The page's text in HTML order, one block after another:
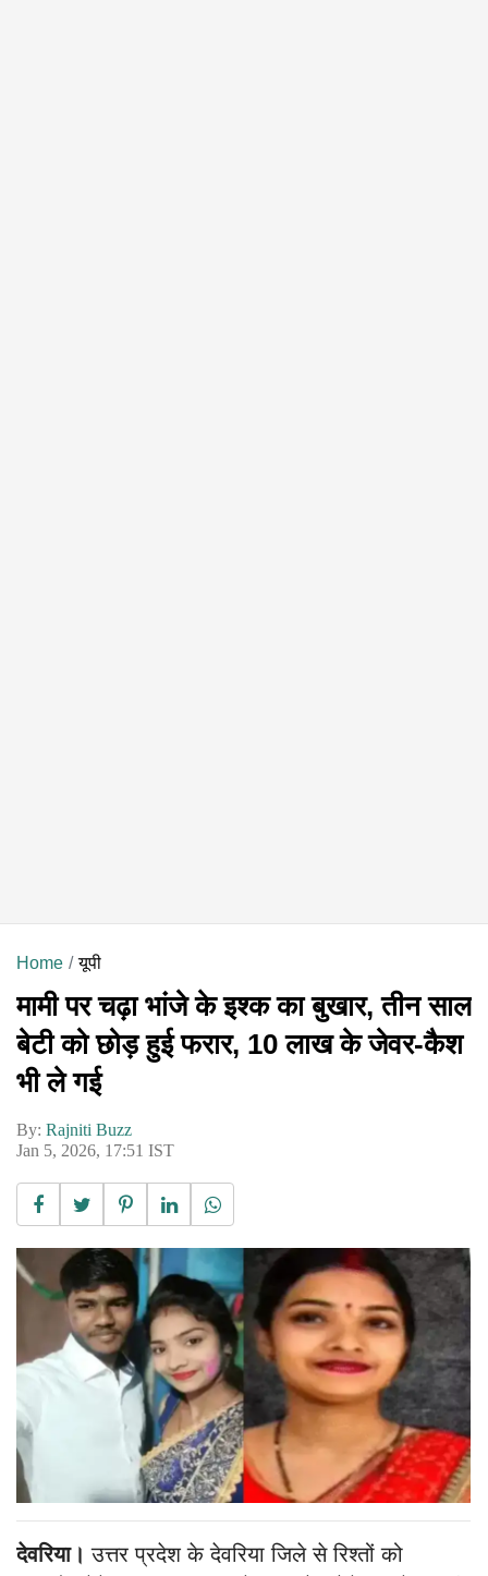
Home यूपी
मामी पर चढ़ा भांजे के इश्क का बुखार, तीन साल
बेटी को छोड़ हुई फरार, 10 लाख के जेवर-कैश
भी ले गई
By: Rajniti Buzz
Jan 5, 2026, 17:51 IST
देवरिया।उत्तर प्रदेश के देवरिया जिले से रिश्तों को